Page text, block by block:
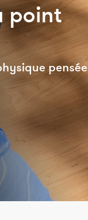
point
pensée